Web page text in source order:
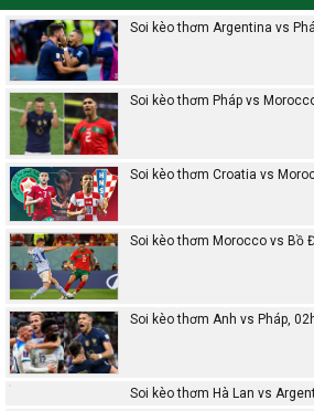
Soi kèo thơm Argentina vs
Soi kèo thơm Pháp vs
Soi kèo thơm Croatia vs
Soi kèo thơm Morocco vs Bồ
Soi kèo thơm Anh vs Pháp,
Soi kèo thơm Hà Lan vs